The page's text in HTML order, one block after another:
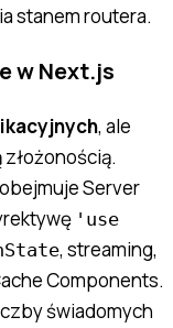
stanem routera.
w Next.js
, ale
Server
'use
, streaming,
Components.
świadomych